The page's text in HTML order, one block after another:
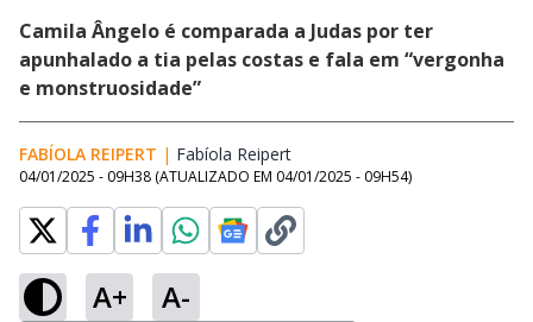
Camila Ângelo é comparada a Judas por ter
apunhalado a tia pelas costas e fala em “vergonha
e monstruosidade”
FABÍOLA REIPERT | Fabíola Reipert
04/01/2025 - 09H38 (ATUALIZADO EM 04/01/2025 - 09H54)
A+ A-